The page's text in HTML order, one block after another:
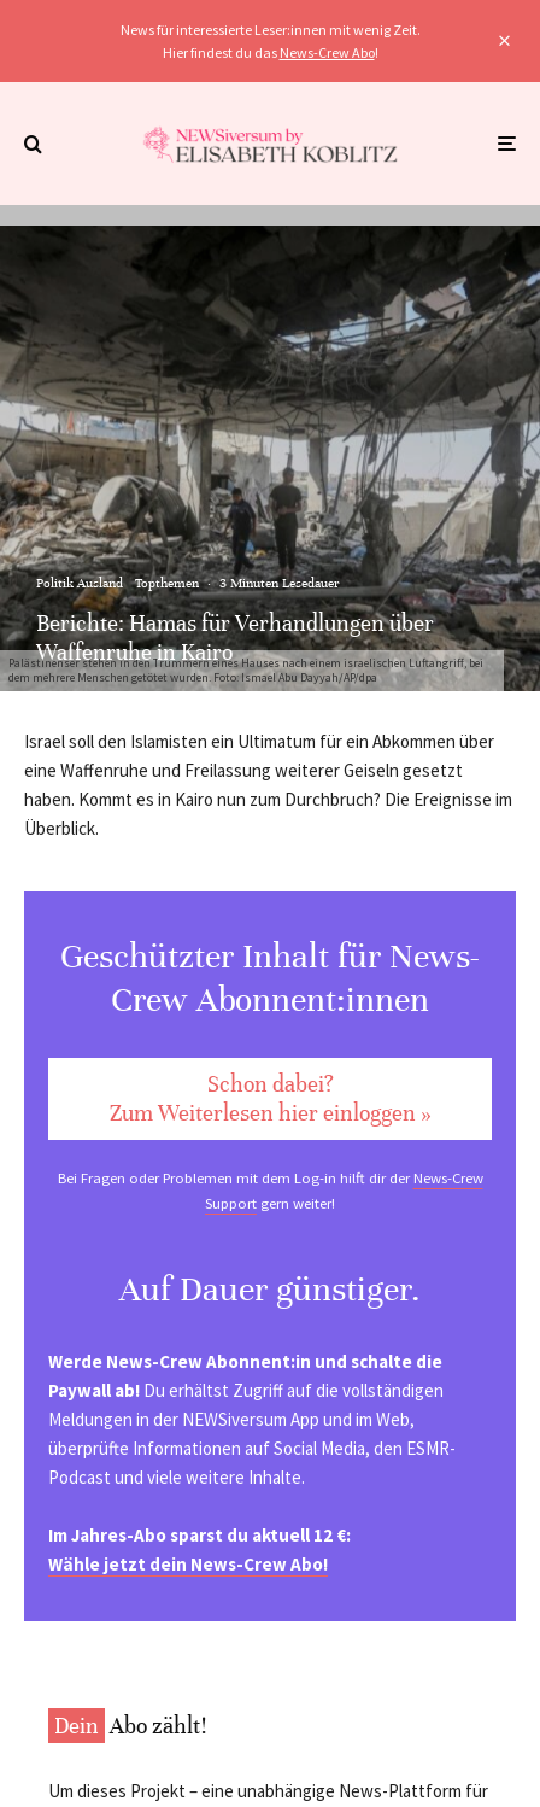
News für interessierte Leser:innen mit wenig Zeit.
Hier findest du das News-Crew Abo!
Palästinenser stehen in den Trümmern eines Hauses nach einem israelischen Luftangriff, bei
dem mehrere Menschen getötet wurden. Foto: Ismael Abu Dayyah/AP/dpa
Politik Ausland Topthemen · 3 Minuten Lesedauer
Berichte: Hamas für Verhandlungen über
Waffenruhe in Kairo
Israel soll den Islamisten ein Ultimatum für ein Abkommen über
eine Waffenruhe und Freilassung weiterer Geiseln gesetzt
haben. Kommt es in Kairo nun zum Durchbruch? Die Ereignisse im
Überblick.
Geschützter Inhalt für News-
Crew Abonnent:innen
Schon dabei?
Zum Weiterlesen hier einloggen »
Bei Fragen oder Problemen mit dem Log-in hilft dir derNews-Crew
Support gern weiter!
Auf Dauer günstiger.
Werde News-Crew Abonnent:in und schalte die
Paywall ab! Du erhältst Zugriff auf die vollständigen
Meldungen in der NEWSiversum App und im Web,
überprüfte Informationen auf Social Media, den ESMR-
Podcast und viele weitere Inhalte.
Im Jahres-Abo sparst du aktuell 12 €:
Wähle jetzt dein News-Crew Abo!
Dein Abo zählt!
Um dieses Projekt – eine unabhängige News-Plattform für